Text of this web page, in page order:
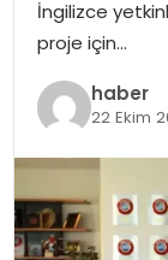
İngilizce
proje için…
haber
22 Ekim